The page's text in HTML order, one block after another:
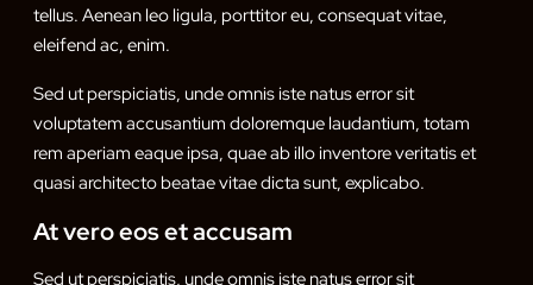
tellus. Aenean leo ligula, porttitor eu, consequat vitae,
eleifend ac, enim.
Sed ut perspiciatis, unde omnis iste natus error sit
voluptatem accusantium doloremque laudantium, totam
rem aperiam eaque ipsa, quae ab illo inventore veritatis et
quasi architecto beatae vitae dicta sunt, explicabo.
At vero eos et accusam
Sed ut perspiciatis, unde omnis iste natus error sit